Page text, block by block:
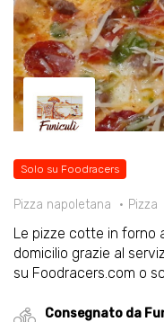
Solo su Foodracers
Pizza napoletana Pizza
Le pizze cotte in forno
domicilio grazie al
su Foodracers.com o
Consegnato da